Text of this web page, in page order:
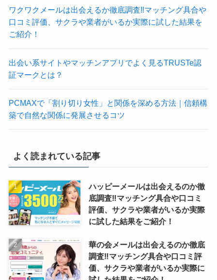
ワクワクメールは出会えるか徹底調査‼マッチング具合や
口コミ評価、サクラや業者がいるか実際に試した結果を
ご紹介！
出会い系サイトやマッチンアプリでよく見るTRUSTe認
証マークとは？
PCMAXで「割り切り女性」と関係を深める方法｜信頼構
築で自然な関係に発展させるコツ
よく読まれている記事
ハッピーメールは出会えるのか徹
底調査‼マッチング具合や口コミ
評価、サクラや業者がいるか実際
に試した結果をご紹介！
華の会メールは出会えるのか徹底
調査‼マッチング具合や口コミ評
価、サクラや業者がいるか実際に